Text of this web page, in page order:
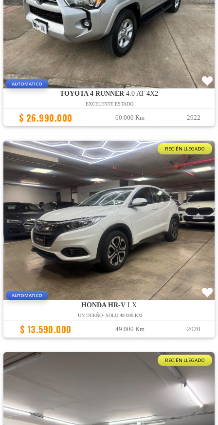
AUTOMATICO
TOYOTA 4 RUNNER4.0 AT 4X2
EXCELENTE ESTADO.
$ 26.990.000 60.000 Km 2022
RECIÉN LLEGADO
AUTOMATICO
HONDA HR-VLX
UN DUEÑO- SOLO 49.000 KM
$ 13.590.000 49.000 Km 2020
RECIÉN LLEGADO